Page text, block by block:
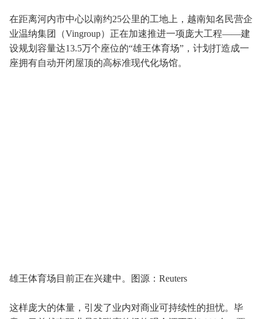
在距离河内市中心以南约25公里的工地上，越南知名民营企
业温纳集团（Vingroup）正在加速推进一项庞大工程——建
设规划容量达13.5万个座位的“雄王体育场”，计划打造成一
座拥有自动开闭屋顶的高标准现代化场馆。
雄王体育场目前正在兴建中。图源：Reuters
这样庞大的体量，引发了业内对商业可持续性的担忧。毕